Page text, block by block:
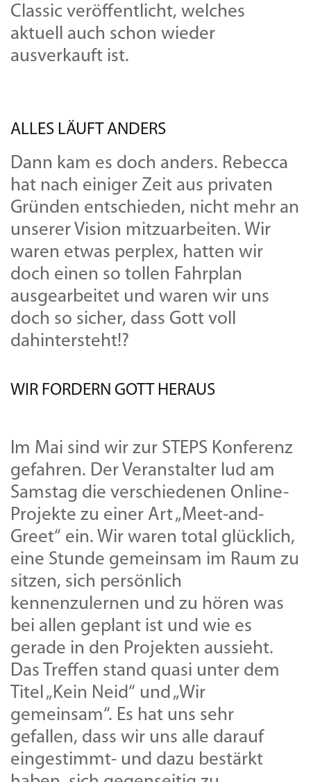
Classic veröffentlicht, welches
aktuell auch schon wieder
ausverkauft ist.
ALLES LÄUFT ANDERS
Dann kam es doch anders. Rebecca
hat nach einiger Zeit aus privaten
Gründen entschieden, nicht mehr an
unserer Vision mitzuarbeiten. Wir
waren etwas perplex, hatten wir
doch einen so tollen Fahrplan
ausgearbeitet und waren wir uns
doch so sicher, dass Gott voll
dahintersteht!?
WIR FORDERN GOTT HERAUS
Im Mai sind wir zur STEPS Konferenz
gefahren. Der Veranstalter lud am
Samstag die verschiedenen Online-
Projekte zu einer Art „Meet-and-
Greet“ ein. Wir waren total glücklich,
eine Stunde gemeinsam im Raum zu
sitzen, sich persönlich
kennenzulernen und zu hören was
bei allen geplant ist und wie es
gerade in den Projekten aussieht.
Das Treffen stand quasi unter dem
Titel „Kein Neid“ und „Wir
gemeinsam“. Es hat uns sehr
gefallen, dass wir uns alle darauf
eingestimmt- und dazu bestärkt